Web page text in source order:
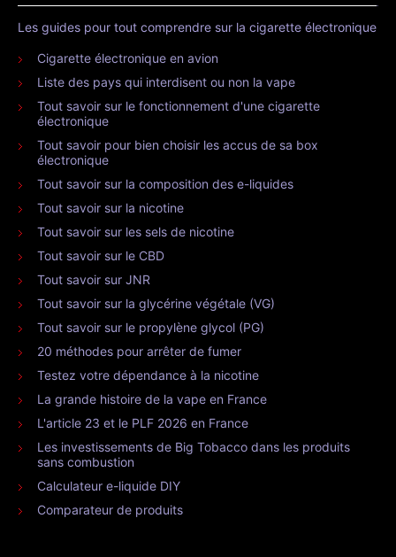
Les guides pour tout comprendre sur la cigarette électronique
Cigarette électronique en avion
Liste des pays qui interdisent ou non la vape
Tout savoir sur le fonctionnement d'une cigarette
électronique
Tout savoir pour bien choisir les accus de sa box
électronique
Tout savoir sur la composition des e-liquides
Tout savoir sur la nicotine
Tout savoir sur les sels de nicotine
Tout savoir sur le CBD
Tout savoir sur JNR
Tout savoir sur la glycérine végétale (VG)
Tout savoir sur le propylène glycol (PG)
20 méthodes pour arrêter de fumer
Testez votre dépendance à la nicotine
La grande histoire de la vape en France
L'article 23 et le PLF 2026 en France
Les investissements de Big Tobacco dans les produits
sans combustion
Calculateur e-liquide DIY
Comparateur de produits